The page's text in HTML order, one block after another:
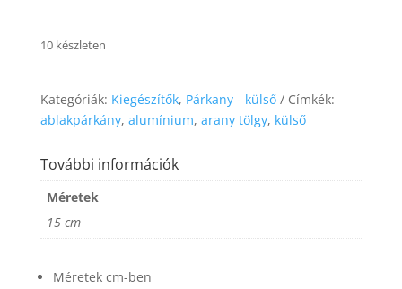
10 készleten
Kategóriák: Kiegészítők, Párkany - külső
Címkék:
ablakpárkány, alumínium, arany tölgy, külső
További információk
Méretek
15 cm
Méretek cm-ben
and
structure,
based on